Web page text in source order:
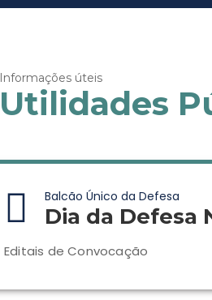
Informações úteis
Utilidades
Balcão Único da Defesa
Dia da Defesa
Editais de Convocação